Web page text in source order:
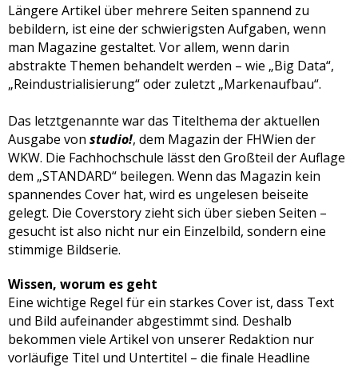
Längere Artikel über mehrere Seiten spannend zu
bebildern, ist eine der schwierigsten Aufgaben, wenn
man Magazine gestaltet. Vor allem, wenn darin
abstrakte Themen behandelt werden – wie „Big Data“,
„Reindustrialisierung“ oder zuletzt „Markenaufbau“.
Das letztgenannte war das Titelthema der aktuellen
Ausgabe von studio!, dem Magazin der FHWien der
WKW. Die Fachhochschule lässt den Großteil der Auflage
dem „STANDARD“ beilegen. Wenn das Magazin kein
spannendes Cover hat, wird es ungelesen beiseite
gelegt. Die Coverstory zieht sich über sieben Seiten –
gesucht ist also nicht nur ein Einzelbild, sondern eine
stimmige Bildserie.
Wissen, worum es geht
Eine wichtige Regel für ein starkes Cover ist, dass Text
und Bild aufeinander abgestimmt sind. Deshalb
bekommen viele Artikel von unserer Redaktion nur
vorläufige Titel und Untertitel – die finale Headline